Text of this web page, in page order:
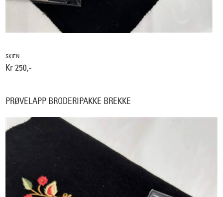
SKIEN
Kr 250,-
PRØVELAPP BRODERIPAKKE BREKKE